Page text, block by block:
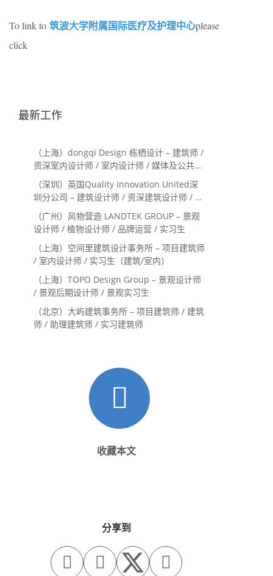
To link to 筑波大学附属国际医疗及护理中心please
click
最新工作
（上海）dongqi Design 栋栖设计 – 建筑师 /
资深室内设计师 / 室内设计师 / 媒体及公共关
系主管 / 设计实习生（常年招聘）
（深圳）英国Quality Innovation United深
圳分公司 – 建筑设计师 / 资深建筑设计师 / 室
内设计师 / 设计实习生
（广州）风物营造 LANDTEK GROUP – 景观
设计师 / 植物设计师 / 品牌运营 / 实习生
（上海）空间里建筑设计事务所 – 项目建筑师
/ 室内设计师 / 实习生（建筑/室内）
（上海）TOPO Design Group – 景观设计师
/ 景观后期设计师 / 景观实习生
（北京）大屿建筑事务所 – 项目建筑师 / 建筑
师 / 助理建筑师 / 实习建筑师
收藏本文
分享到
  